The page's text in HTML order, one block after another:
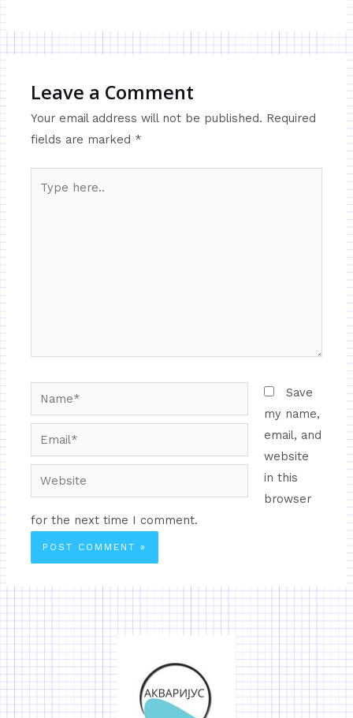
Leave a Comment
Your email address will not be published. Required
fields are marked *
Save
my name,
email, and
website
in this
browser
for the next time I comment.